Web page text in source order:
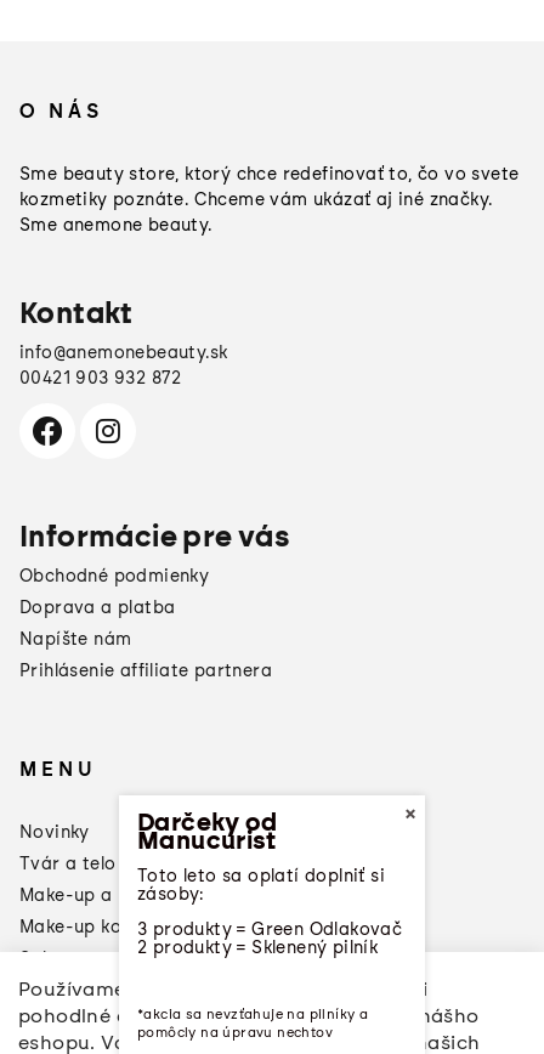
Používame cookies, aby sme vám dopriali
pohodlné a ničím nerušené prehliadanie nášho
eshopu. Vďaka analýze vašich aktivít na našich
O NÁS
Sme beauty store, ktorý chce redefinovať to, čo vo svete
kozmetiky poznáte. Chceme vám ukázať aj iné značky.
Sme anemone beauty.
Kontakt
info@anemonebeauty.sk
00421 903 932 872
Informácie pre vás
Obchodné podmienky
Doprava a platba
Napíšte nám
Prihlásenie affiliate partnera
MENU
Novinky
Tvár a telo
Make-up a laky na nechty
Make-up konzultácia
Sale
Značky
Napíšte nám
×
Darčeky od
Manucurist
Toto leto sa oplatí doplniť si
zásoby:
3 produkty = Green Odlakovač
2 produkty = Sklenený pilník
*akcia sa nevzťahuje na pilníky a
pomôcly na úpravu nechtov